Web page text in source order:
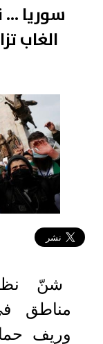
سوريا
الغاب
شنّ
مناطق
وريف